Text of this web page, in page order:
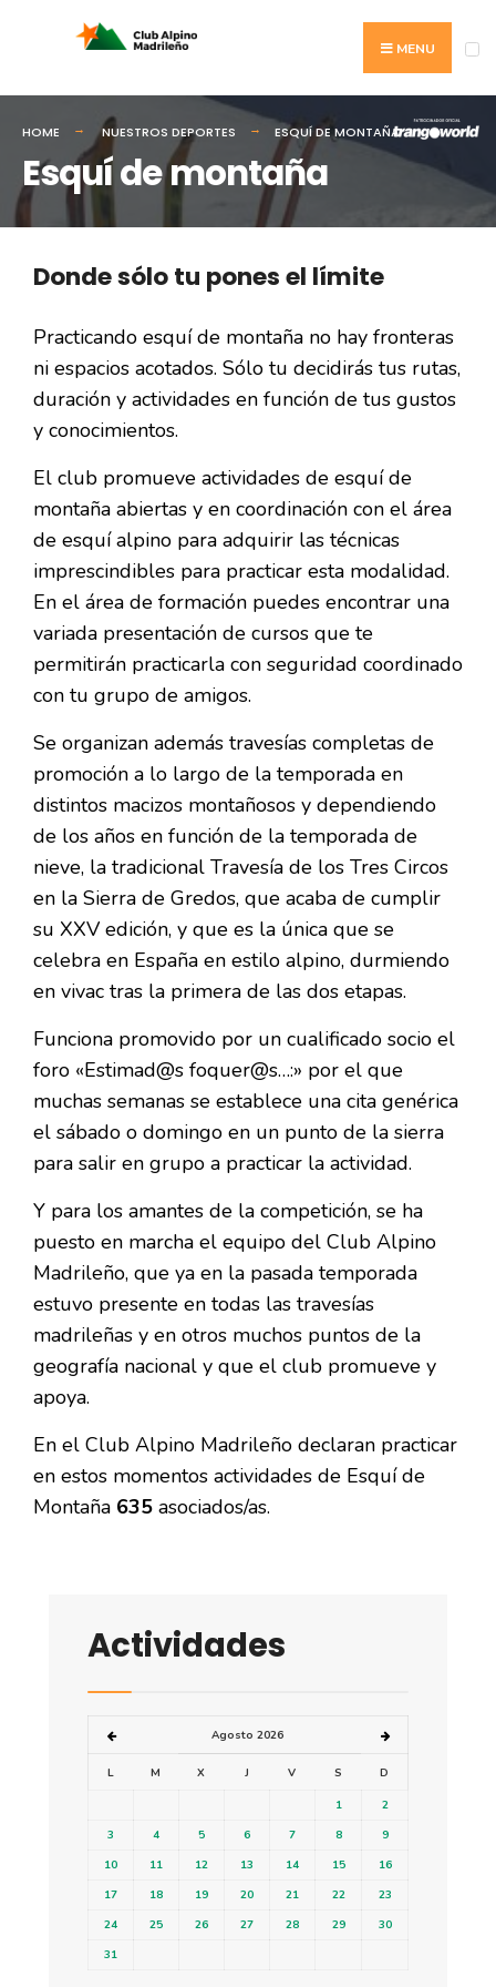
MENU
HOME NUESTROS DEPORTES ESQUÍ DE MONTAÑA
Esquí de montaña
Donde sólo tu pones el límite
Practicando esquí de montaña no hay fronteras
ni espacios acotados. Sólo tu decidirás tus rutas,
duración y actividades en función de tus gustos
y conocimientos.
El club promueve actividades de esquí de
montaña abiertas y en coordinación con el área
de esquí alpino para adquirir las técnicas
imprescindibles para practicar esta modalidad.
En el área de formación puedes encontrar una
variada presentación de cursos que te
permitirán practicarla con seguridad coordinado
con tu grupo de amigos.
Se organizan además travesías completas de
promoción a lo largo de la temporada en
distintos macizos montañosos y dependiendo
de los años en función de la temporada de
nieve, la tradicional Travesía de los Tres Circos
en la Sierra de Gredos, que acaba de cumplir
su XXV edición, y que es la única que se
celebra en España en estilo alpino, durmiendo
en vivac tras la primera de las dos etapas.
Funciona promovido por un cualificado socio el
foro «Estimad@s foquer@s…:» por el que
muchas semanas se establece una cita genérica
el sábado o domingo en un punto de la sierra
para salir en grupo a practicar la actividad.
Y para los amantes de la competición, se ha
puesto en marcha el equipo del Club Alpino
Madrileño, que ya en la pasada temporada
estuvo presente en todas las travesías
madrileñas y en otros muchos puntos de la
geografía nacional y que el club promueve y
apoya.
En el Club Alpino Madrileño declaran practicar
en estos momentos actividades de Esquí de
Montaña 635 asociados/as.
Actividades
Agosto 2026
L M X J V S D
1
2
3
4 5 6 7 8
9
10
11 12 13 14 15
16
17
18 19 20 21 22
23
24
25 26 27 28 29
30
31